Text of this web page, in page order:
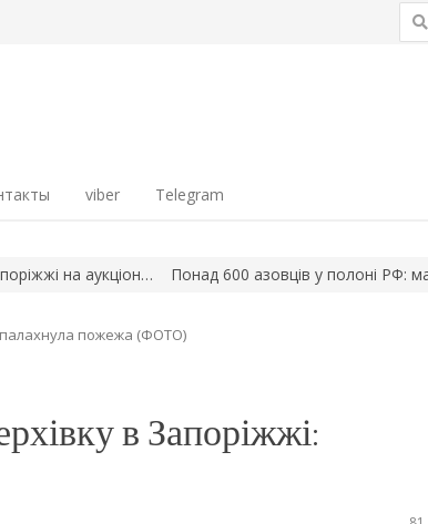
viber Telegram
Понад 600 азовців у полоні РФ: майже половину
пожежа (ФОТО)
в Запоріжжі: